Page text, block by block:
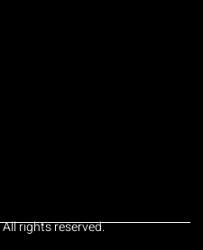
rights reserved.